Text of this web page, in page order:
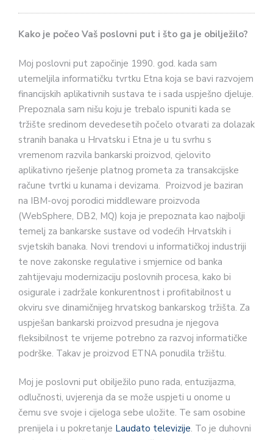
Kako je počeo Vaš poslovni put i što ga je obilježilo?
Moj poslovni put započinje 1990. god. kada sam
utemeljila informatičku tvrtku Etna koja se bavi razvojem
financijskih aplikativnih sustava te i sada uspješno djeluje.
Prepoznala sam nišu koju je trebalo ispuniti kada se
tržište sredinom devedesetih počelo otvarati za dolazak
stranih banaka u Hrvatsku i Etna je u tu svrhu s
vremenom razvila bankarski proizvod, cjelovito
aplikativno rješenje platnog prometa za transakcijske
račune tvrtki u kunama i devizama. Proizvod je baziran
na IBM-ovoj porodici middleware proizvoda
(WebSphere, DB2, MQ) koja je prepoznata kao najbolji
temelj za bankarske sustave od vodećih Hrvatskih i
svjetskih banaka. Novi trendovi u informatičkoj industriji
te nove zakonske regulative i smjernice od banka
zahtijevaju modernizaciju poslovnih procesa, kako bi
osigurale i zadržale konkurentnost i profitabilnost u
okviru sve dinamičnijeg hrvatskog bankarskog tržišta. Za
uspješan bankarski proizvod presudna je njegova
fleksibilnost te vrijeme potrebno za razvoj informatičke
podrške. Takav je proizvod ETNA ponudila tržištu.
Moj je poslovni put obilježilo puno rada, entuzijazma,
odlučnosti, uvjerenja da se može uspjeti u onome u
čemu sve svoje i cijeloga sebe uložite. Te sam osobine
prenijela i u pokretanje Laudato televizije. To je duhovni